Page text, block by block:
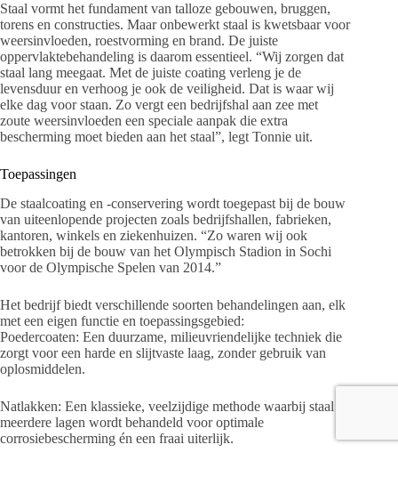
Staal vormt het fundament van talloze gebouwen, bruggen,
torens en constructies. Maar onbewerkt staal is kwetsbaar voor
weersinvloeden, roestvorming en brand. De juiste
oppervlaktebehandeling is daarom essentieel. “Wij zorgen dat
staal lang meegaat. Met de juiste coating verleng je de
levensduur en verhoog je ook de veiligheid. Dat is waar wij
elke dag voor staan. Zo vergt een bedrijfshal aan zee met
zoute weersinvloeden een speciale aanpak die extra
bescherming moet bieden aan het staal”, legt Tonnie uit.
Toepassingen
De staalcoating en -conservering wordt toegepast bij de bouw
van uiteenlopende projecten zoals bedrijfshallen, fabrieken,
kantoren, winkels en ziekenhuizen. “Zo waren wij ook
betrokken bij de bouw van het Olympisch Stadion in Sochi
voor de Olympische Spelen van 2014.”
Het bedrijf biedt verschillende soorten behandelingen aan, elk
met een eigen functie en toepassingsgebied:
Poedercoaten: Een duurzame, milieuvriendelijke techniek die
zorgt voor een harde en slijtvaste laag, zonder gebruik van
oplosmiddelen.
Natlakken: Een klassieke, veelzijdige methode waarbij staal in
meerdere lagen wordt behandeld voor optimale
corrosiebescherming én een fraai uiterlijk.